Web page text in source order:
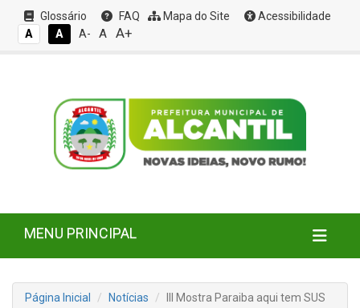
Glossário FAQ Mapa do Site
Acessibilidade
A
A A- A A+
MENU PRINCIPAL
Página Inicial Notícias III Mostra Paraiba aqui tem SUS